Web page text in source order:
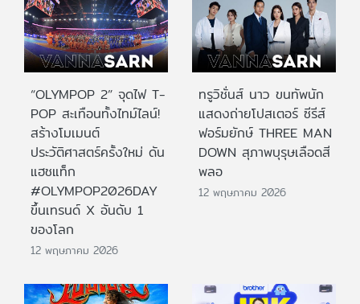
“OLYMPOP 2” จุดไฟ T-
POP สะเทือนทั้งไทม์ไลน์!
สร้างโมเมนต์
ประวัติศาสตร์ครั้งใหม่ ดัน
แฮชแท็ก
#OLYMPOP2026DAY
ขึ้นเทรนด์ X อันดับ 1
ของโลก
12 พฤษภาคม 2026
ทรูวิชั่นส์ นาว ขนทัพนัก
แสดงถ่ายโปสเตอร์ ซีรีส์
ฟอร์มยักษ์ THREE MAN
DOWN สุภาพบุรุษเลือดสี
พลอ
12 พฤษภาคม 2026